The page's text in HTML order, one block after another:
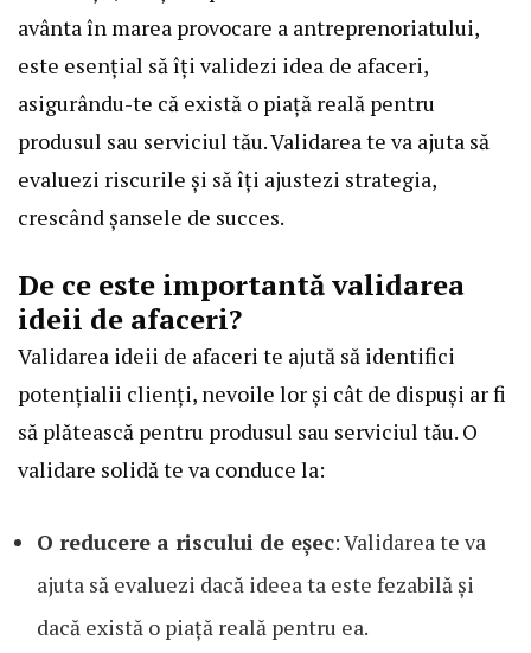
avânta în marea provocare a antreprenoriatului,
este esențial să îți validezi idea de afaceri,
asigurându-te că există o piață reală pentru
produsul sau serviciul tău. Validarea te va ajuta să
evaluezi riscurile și să îți ajustezi strategia,
crescând șansele de succes.
De ce este importantă validarea
ideii de afaceri?
Validarea ideii de afaceri te ajută să identifici
potențialii clienți, nevoile lor și cât de dispuși ar fi
să plătească pentru produsul sau serviciul tău. O
validare solidă te va conduce la:
O reducere a riscului de eșec: Validarea te va
ajuta să evaluezi dacă ideea ta este fezabilă și
dacă există o piață reală pentru ea.